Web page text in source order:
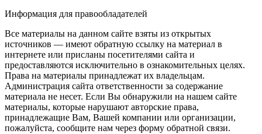
Информация для правообладателей
Все материалы на данном сайте взяты из открытых
источников — имеют обратную ссылку на материал в
интернете или присланы посетителями сайта и
предоставляются исключительно в ознакомительных целях.
Права на материалы принадлежат их владельцам.
Администрация сайта ответственности за содержание
материала не несет. Если Вы обнаружили на нашем сайте
материалы, которые нарушают авторские права,
принадлежащие Вам, Вашей компании или организации,
пожалуйста, сообщите нам через форму обратной связи.